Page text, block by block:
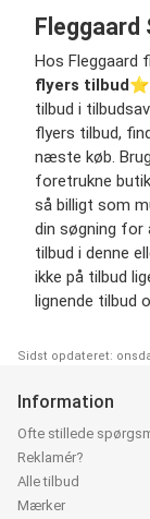
Fleggaard
Hos Fleggaard
flyers tilbud
tilbud i
flyers tilbud,
næste køb.
foretrukne
så billigt som
din søgning for
tilbud i denne
ikke på tilbud
lignende tilbud
Sidst opdateret:
Information
Ofte stillede
Reklamér?
Alle tilbud
Mærker